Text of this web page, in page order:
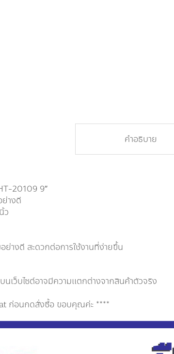
คำอธิบาย
20109 9″
างดี
ว
างดี สะดวกต่อการใช้งานที่ง่ายขึ้น
เว็บไซต์อาจมีความแตกต่างจากสินค้าตัวจริง
ก่อนกดสั่งซื้อ ขอบคุณค่ะ ****